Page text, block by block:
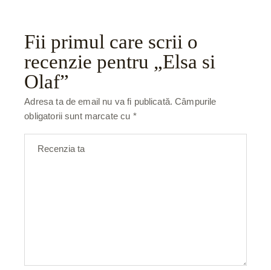
Fii primul care scrii o
recenzie pentru „Elsa si
Olaf”
Adresa ta de email nu va fi publicată. Câmpurile
obligatorii sunt marcate cu *